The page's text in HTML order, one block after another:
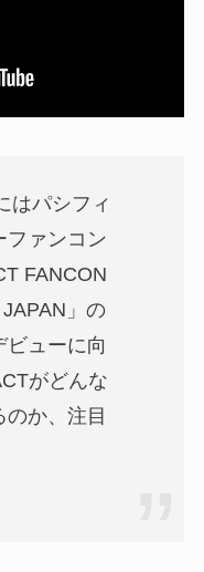
はパシフィ
ファンコン
FANCON
」の
ビューに向
がどんな
か、注目